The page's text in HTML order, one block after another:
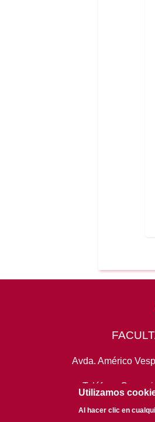
Avda. Américo
Teléfono
Utilizamos
Al hacer clic en